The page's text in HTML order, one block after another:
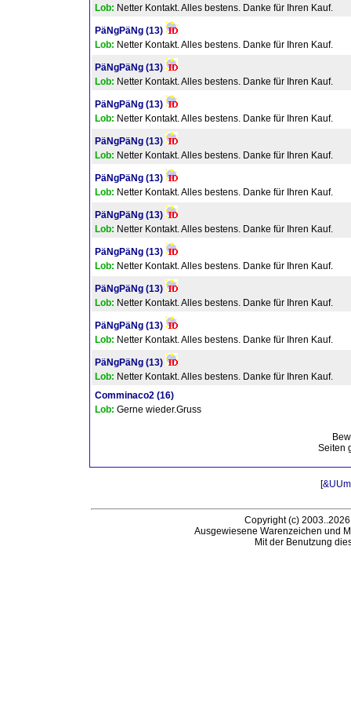
Lob: Netter Kontakt. Alles bestens. Danke für Ihren Kauf.
PäNgPäNg (13)
Lob: Netter Kontakt. Alles bestens. Danke für Ihren Kauf.
PäNgPäNg (13)
Lob: Netter Kontakt. Alles bestens. Danke für Ihren Kauf.
PäNgPäNg (13)
Lob: Netter Kontakt. Alles bestens. Danke für Ihren Kauf.
PäNgPäNg (13)
Lob: Netter Kontakt. Alles bestens. Danke für Ihren Kauf.
PäNgPäNg (13)
Lob: Netter Kontakt. Alles bestens. Danke für Ihren Kauf.
PäNgPäNg (13)
Lob: Netter Kontakt. Alles bestens. Danke für Ihren Kauf.
PäNgPäNg (13)
Lob: Netter Kontakt. Alles bestens. Danke für Ihren Kauf.
PäNgPäNg (13)
Lob: Netter Kontakt. Alles bestens. Danke für Ihren Kauf.
PäNgPäNg (13)
Lob: Netter Kontakt. Alles bestens. Danke für Ihren Kauf.
PäNgPäNg (13)
Lob: Netter Kontakt. Alles bestens. Danke für Ihren Kauf.
Comminaco2 (16)
Lob: Gerne wieder.Gruss
Seiten
[
Copyright (c)
Ausgewiesene Warenzeichen und
Mit der Benutzung